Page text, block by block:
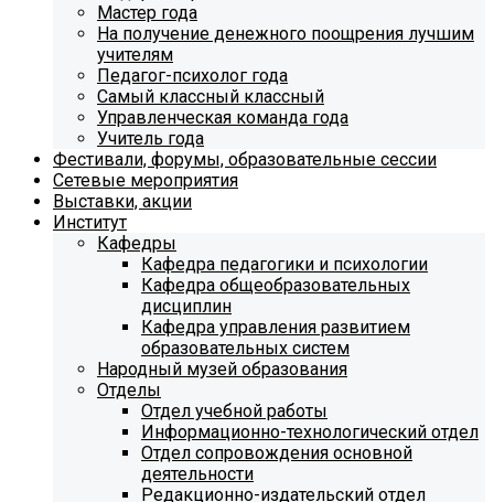
Мастер года
На получение денежного поощрения лучшим
учителям
Педагог-психолог года
Самый классный классный
Управленческая команда года
Учитель года
Фестивали, форумы, образовательные сессии
Сетевые мероприятия
Выставки, акции
Институт
Кафедры
Кафедра педагогики и психологии
Кафедра общеобразовательных
дисциплин
Кафедра управления развитием
образовательных систем
Народный музей образования
Отделы
Отдел учебной работы
Информационно-технологический отдел
Отдел сопровождения основной
деятельности
Редакционно-издательский отдел